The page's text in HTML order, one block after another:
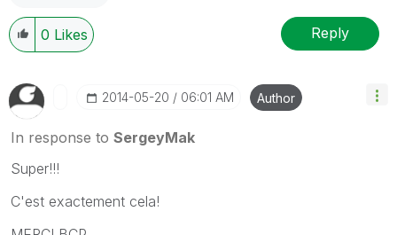
0 Likes Reply
‎2014-05-20 06:01 AM Author
In response to SergeyMak
Super!!!
C'est exactement cela!